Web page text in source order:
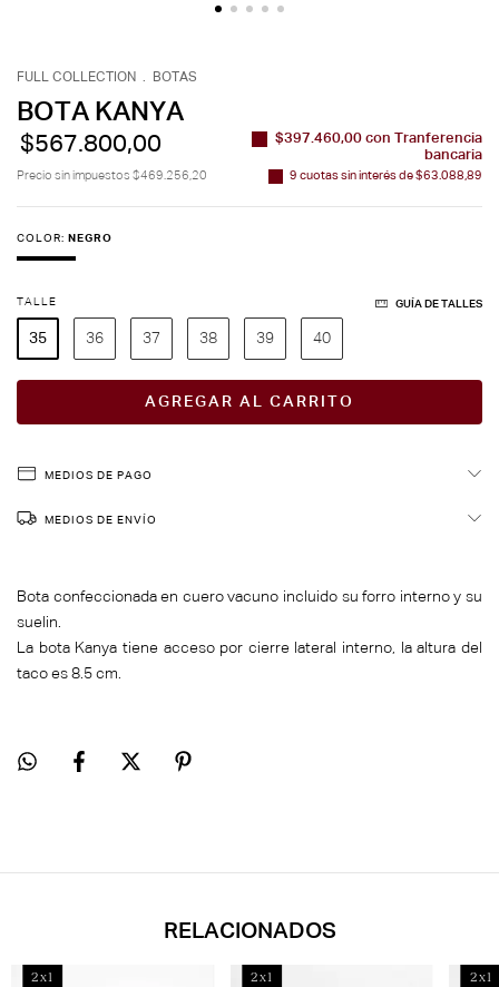
FULL COLLECTION . BOTAS
BOTA KANYA
$567.800,00
9 cuotas sin interés de$63.088,89
Precio sin impuestos $469.256,20
$397.460,00 con
Tranferencia
bancaria
COLOR: NEGRO
TALLE
35 36 37 38 39 40
GUÍA DE TALLES
MEDIOS DE PAGO
MEDIOS DE ENVÍO
Bota confeccionada en cuero vacuno incluido su forro interno y su
suelin.
La bota Kanya tiene acceso por cierre lateral interno, la altura del
taco es 8.5 cm.
RELACIONADOS
2x1 2x1 2x1